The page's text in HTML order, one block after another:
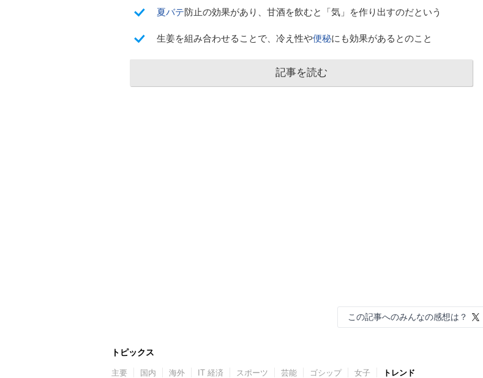
夏バテ防止の効果があり、甘酒を飲むと「気」を作り出すのだという
生姜を組み合わせることで、冷え性や便秘にも効果があるとのこと
記事を読む
この記事へのみんなの感想は？
トピックス
主要 国内 海外 IT 経済 スポーツ 芸能 ゴシップ 女子 トレンド